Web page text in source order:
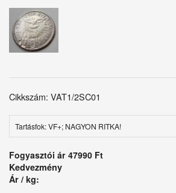
Cikkszám: VAT1/2SC01
Tartásfok: VF+; NAGYON RITKA!
Fogyasztói ár 47990 Ft
Kedvezmény
Ár / kg: